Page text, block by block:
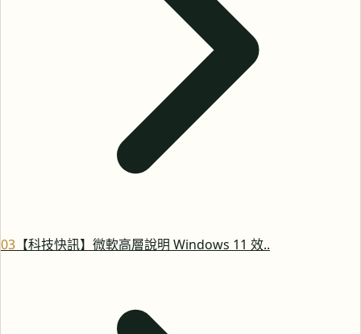
03 【科技快訊】微軟高層說明 Windows 11 效..